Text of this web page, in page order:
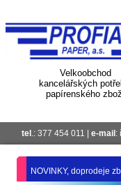
Velkoobchod
kancelářských
papírenského
tel .: 377 454 011 | e-mail :
NOVINKY, doprodeje